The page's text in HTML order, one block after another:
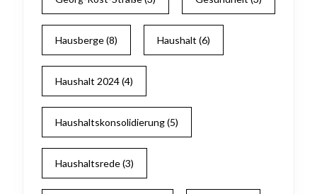
Hausberge(8) Haushalt (6)
Haushalt 2024(4)
Haushaltskonsolidierung(5)
Haushaltsrede(3)